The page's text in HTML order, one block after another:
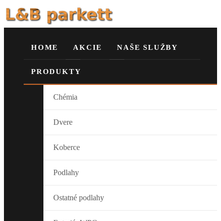
HOME AKCIE NAŠE SLUŽBY
PRODUKTY
Chémia
Dvere
Koberce
Podlahy
Ostatné podlahy